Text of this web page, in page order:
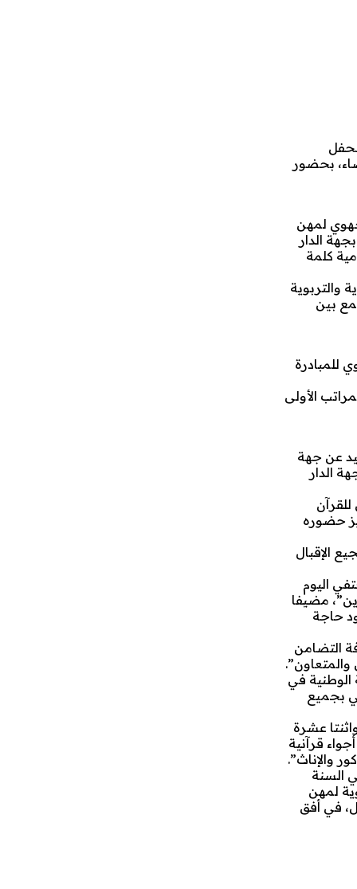
البيضاء سطات، مساء الأربعاء 21 رمضان 1447 الموافق لـ11 مارس 2026، الحفل
بحضور
لمهن
الدار
كلمة
والتربوية
بين
للمبادرة
الأولى
عن جهة
الدار
حضوره
الإقبال
اليوم
مضيفا
وجود حاجة
التضامن
والمتعاون”.
الوطنية في
بجميع
عشرة
قرآنية
والإناث”.
السنة
لمهن
في أفق